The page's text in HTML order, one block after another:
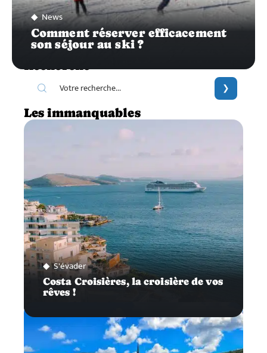
News
Comment réserver efficacement
son séjour au ski ?
Les immanquables
S'évader
Costa Croisières, la croisière de vos
rêves !